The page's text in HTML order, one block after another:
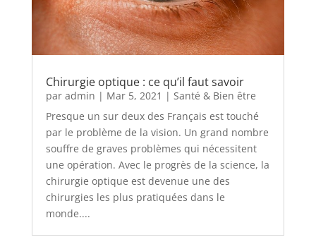
Chirurgie optique : ce qu’il faut savoir
par admin | Mar 5, 2021 | Santé & Bien être
Presque un sur deux des Français est touché
par le problème de la vision. Un grand nombre
souffre de graves problèmes qui nécessitent
une opération. Avec le progrès de la science, la
chirurgie optique est devenue une des
chirurgies les plus pratiquées dans le
monde....